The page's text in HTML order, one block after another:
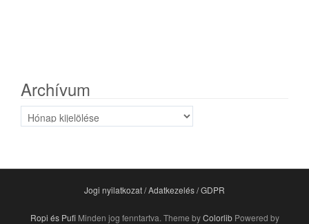
Archívum
Archívum
Jogi nyilatkozat / Adatkezelés / GDPR
Ropi és PufiMinden jog fenntartva. Theme byColorlibPowered by